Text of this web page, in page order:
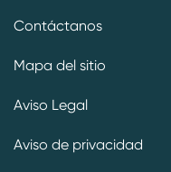
Contáctanos
Mapa del sitio
Aviso Legal
Aviso de privacidad